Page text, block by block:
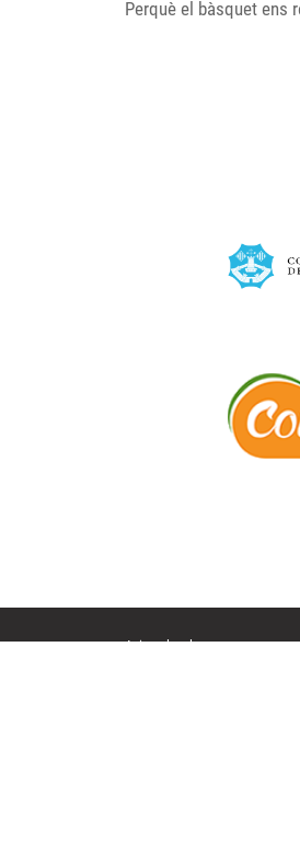
Perquè el bàsquet ens
Avisos legals